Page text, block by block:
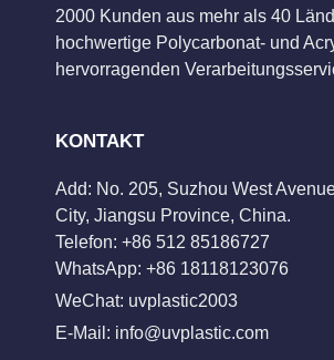
2000 Kunden aus mehr als 40
hochwertige Polycarbonat- und
hervorragenden
KONTAKT
Add: No. 205, Suzhou West
City, Jiangsu Province, China.
Telefon: +86 512 85186727
WhatsApp: +86 18118123076
WeChat: uvplastic2003
E-Mail: info@uvplastic.com